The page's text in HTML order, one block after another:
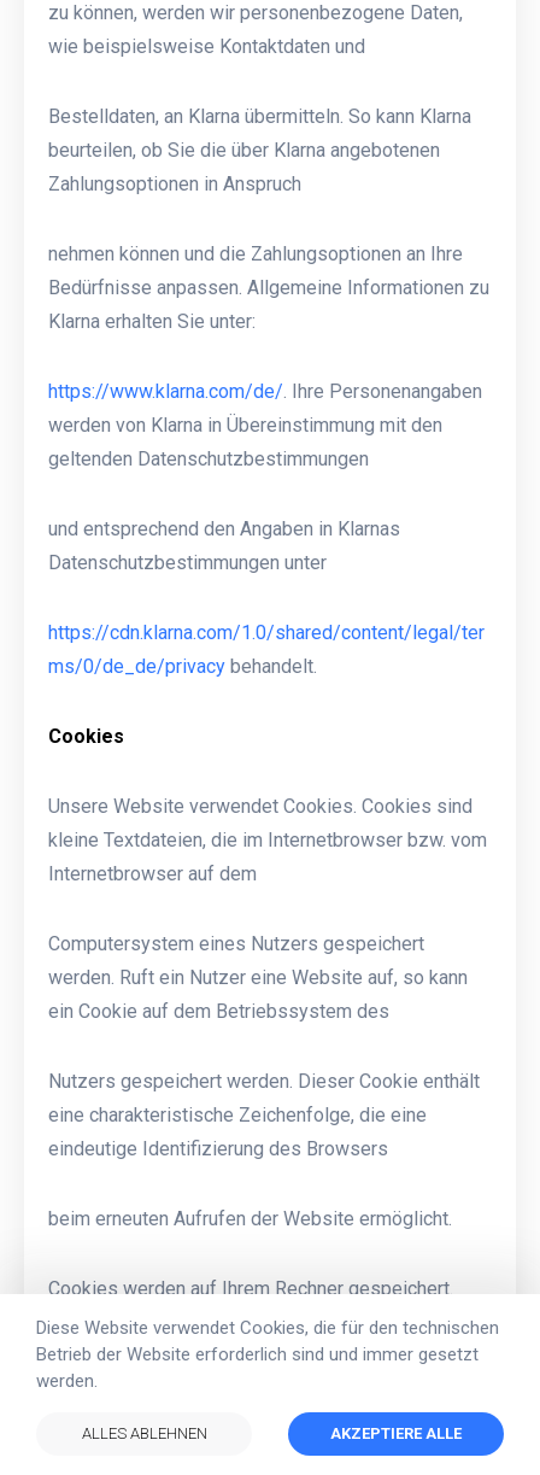
zu können, werden wir personenbezogene Daten,
wie beispielsweise Kontaktdaten und
Bestelldaten, an Klarna übermitteln. So kann Klarna
beurteilen, ob Sie die über Klarna angebotenen
Zahlungsoptionen in Anspruch
nehmen können und die Zahlungsoptionen an Ihre
Bedürfnisse anpassen. Allgemeine Informationen zu
Klarna erhalten Sie unter:
https://www.klarna.com/de/. Ihre Personenangaben
werden von Klarna in Übereinstimmung mit den
geltenden Datenschutzbestimmungen
und entsprechend den Angaben in Klarnas
Datenschutzbestimmungen unter
https://cdn.klarna.com/1.0/shared/content/legal/ter
ms/0/de_de/privacy behandelt.
Cookies
Unsere Website verwendet Cookies. Cookies sind
kleine Textdateien, die im Internetbrowser bzw. vom
Internetbrowser auf dem
Computersystem eines Nutzers gespeichert
werden. Ruft ein Nutzer eine Website auf, so kann
ein Cookie auf dem Betriebssystem des
Nutzers gespeichert werden. Dieser Cookie enthält
eine charakteristische Zeichenfolge, die eine
eindeutige Identifizierung des Browsers
beim erneuten Aufrufen der Website ermöglicht.
Cookies werden auf Ihrem Rechner gespeichert.
Daher haben Sie die volle Kontrolle über die
Verwendung von Cookies. Durch die Auswahl
entsprechender technischer Einstellungen in Ihrem
Internetbrowser können Sie vor dem Setzen von
Diese Website verwendet Cookies, die für den technischen
Betrieb der Website erforderlich sind und immer gesetzt
werden.
ALLES ABLEHNEN AKZEPTIERE ALLE